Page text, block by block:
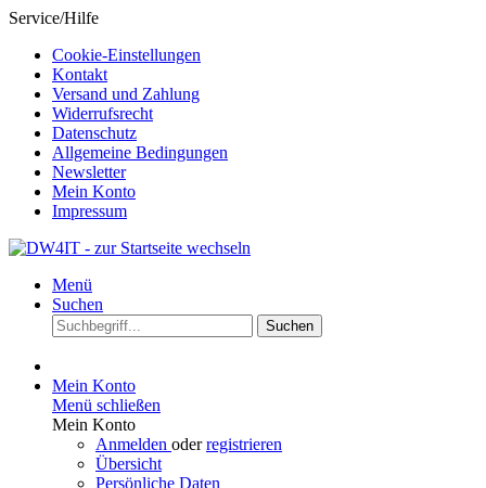
Service/Hilfe
Cookie-Einstellungen
Kontakt
Versand und Zahlung
Widerrufsrecht
Datenschutz
Allgemeine Bedingungen
Newsletter
Mein Konto
Impressum
Menü
Suchen
Suchen
Mein Konto
Menü schließen
Mein Konto
Anmelden oderregistrieren
Übersicht
Persönliche Daten